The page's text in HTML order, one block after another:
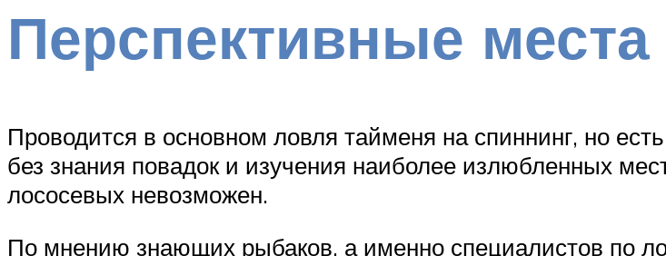
Перспективные места
Проводится в основном ловля тайменя на спиннинг, но
без знания повадок и изучения наиболее излюбленных
лососевых невозможен.
По мнению знающих рыбаков, а именно специалистов по